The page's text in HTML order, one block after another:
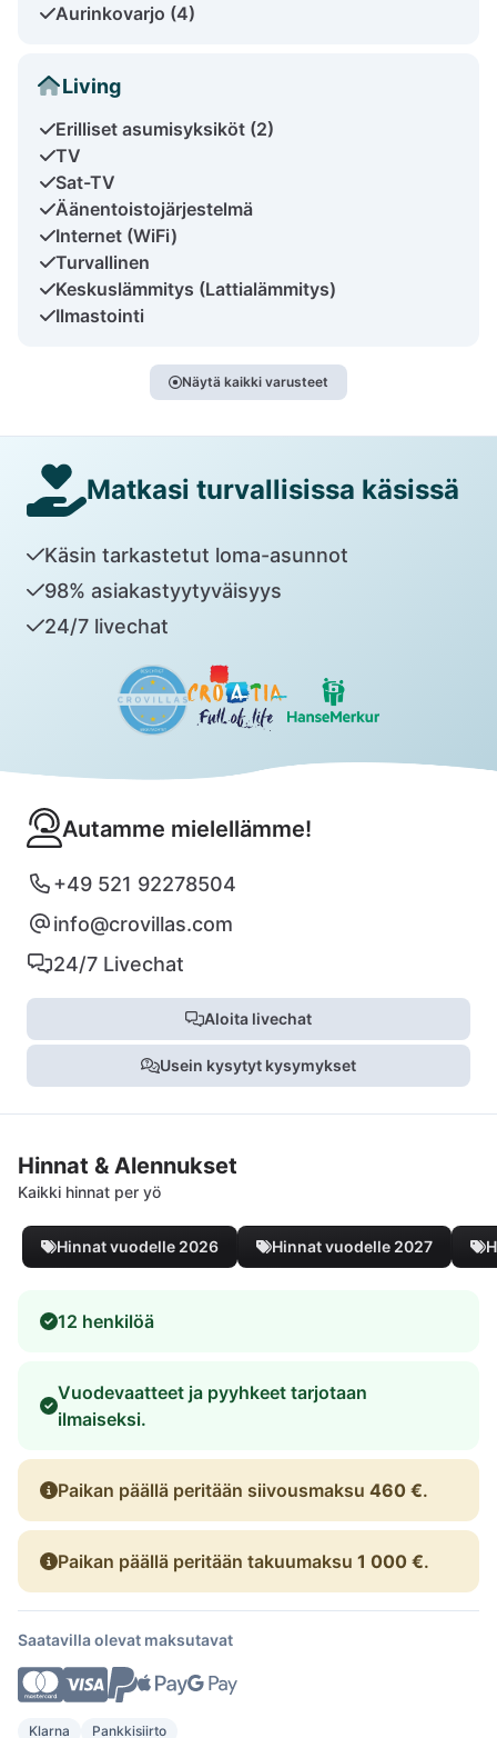
Aurinkovarjo (4)
Living
Erilliset asumisyksiköt (2)
TV
Sat-TV
Äänentoistojärjestelmä
Internet (WiFi)
Turvallinen
Keskuslämmitys (Lattialämmitys)
Ilmastointi
Näytä kaikki varusteet
Matkasi turvallisissa käsissä
Käsin tarkastetut loma-asunnot
98% asiakastyytyväisyys
24/7 livechat
Autamme mielellämme!
+49 521 92278504
info@crovillas.com
24/7 Livechat
Aloita livechat
Usein kysytyt kysymykset
Hinnat & Alennukset
Kaikki hinnat per yö
Hinnat vuodelle 2026 Hinnat vuodelle 2027
12 henkilöä
Vuodevaatteet ja pyyhkeet tarjotaan
ilmaiseksi.
Paikan päällä peritään siivousmaksu 460 €.
Paikan päällä peritään takuumaksu 1 000 €.
Saatavilla olevat maksutavat
Klarna Pankkisiirto